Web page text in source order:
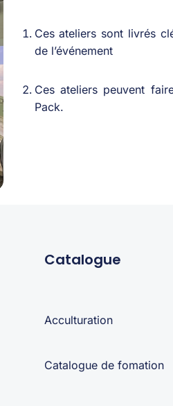
Cesateliers sont livrés
de l’événement
Cesateliers peuvent
Pack.
Catalogue
Acculturation
Catalogue de fomation